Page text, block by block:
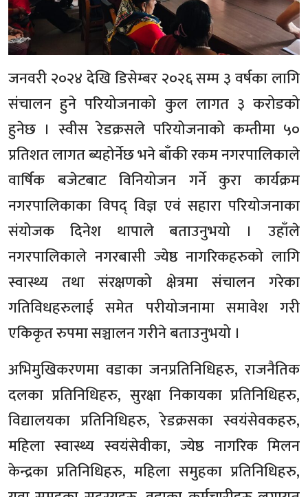
जनवरी २०२४ देखि डिसेम्बर २०२६ सम्म ३ वर्षका लागि
संचालन हुने परियोजनाको कुल लागत ३ करोडको
हुनेछ । स्वीस रेडक्रसले परियोजनाको कम्तीमा ५०
प्रतिशत लागत ब्यहोर्नेछ भने बाँकी रकम नगरपालिकाले
वार्षिक बजेटबाट विनियोजन गर्ने कुरा कार्यक्रम
नगरपालिकाका विपद् विज्ञ एवं सहारा परियोजनाका
संयोजक दिनेश थापाले बताउनुभयो । उहाँले
नगरपालिकाले नगरबासी ज्येष्ठ नागरिकहरुको लागि
स्वास्थ्य तथा संरक्षणको क्षेत्रमा संचालन गरेका
गतिविधहरुलाई समेत परीयोजनामा समावेश गरी
एकिकृत रुपमा सञ्चालन गरीने बताउनुभयो ।
अभिमुखिकरणमा वडाका जनप्रतिनिधिहरु, राजनैतिक
दलका प्रतिनिधिहरु, सुरक्षा निकायका प्रतिनिधिहरु,
विद्यालयका प्रतिनिधिहरु, रेडक्रसका स्वयंसेवकहरु,
महिला स्वास्थ्य स्वयंसेवीका, ज्येष्ठ नागरिक मिलन
केन्द्रका प्रतिनिधिहरु, महिला समुहका प्रतिनिधिहरु,